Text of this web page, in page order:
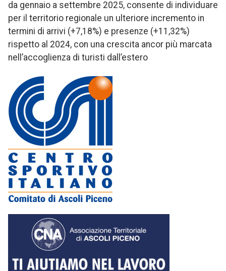
da gennaio a settembre 2025, consente di individuare
per il territorio regionale un ulteriore incremento in
termini di arrivi (+7,18%) e presenze (+11,32%)
rispetto al 2024, con una crescita ancor più marcata
nell’accoglienza di turisti dall’estero